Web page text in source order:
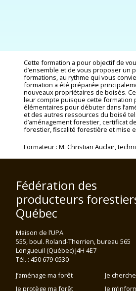
Cette formation a pour objectif de
d’ensemble et de vous proposer un
formations, au rythme qui vous
formation a été préparée
nouveaux propriétaires de boisés.
leur compte puisque cette formation
élémentaires pour débuter dans
et des autres ressources du boisé
d’aménagement forestier, certificat
forestier, fiscalité forestière et mise
Formateur : M. Christian Auclair,
Fédération des
producteurs
Québec
Maison de l’UPA
555, boul. Roland-Therrien, bureau 565
Longueuil (Québec) J4H 4E7
Tél. : 450 679-0530
J’aménage ma forêt
Je protège ma forêt
Je
Je